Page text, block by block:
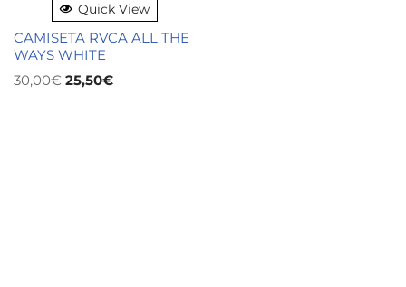
Quick View
CAMISETA RVCA ALL THE
WAYS WHITE
30,00€ 25,50€